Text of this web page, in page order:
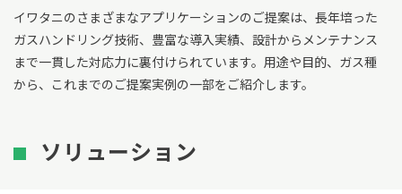
イワタニのさまざまなアプリケーションのご提案は、長年培った
ガスハンドリング技術、豊富な導入実績、設計からメンテナンス
まで一貫した対応力に裏付けられています。用途や目的、ガス種
から、これまでのご提案実例の一部をご紹介します。
ソリューション